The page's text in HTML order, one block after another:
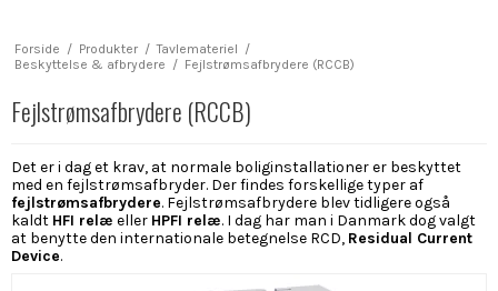
Forside / Produkter / Tavlemateriel /
Beskyttelse & afbrydere / Fejlstrømsafbrydere (RCCB)
Fejlstrømsafbrydere (RCCB)
Det er i dag et krav, at normale boliginstallationer er beskyttet
med en fejlstrømsafbryder. Der findes forskellige typer af
fejlstrømsafbrydere. Fejlstrømsafbrydere blev tidligere også
kaldt HFI relæ eller HPFI relæ. I dag har man i Danmark dog valgt
at benytte den internationale betegnelse RCD, Residual Current
Device.